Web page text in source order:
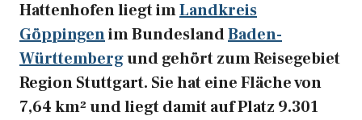
Hattenhofen liegt imLandkreis
Göppingenim BundeslandBaden-
Württembergund gehört zum Reisegebiet
Region Stuttgart. Sie hat eine Fläche von
7,64 km² und liegt damit auf Platz 9.301